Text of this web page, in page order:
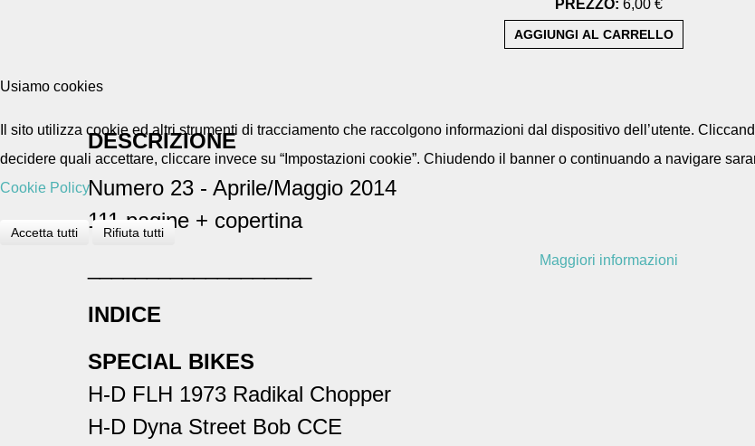
PREZZO: 6,00 €
DESCRIZIONE
Numero 23 - Aprile/Maggio 2014
111 pagine + copertina
INDICE
SPECIAL BIKES
H-D FLH 1973 Radikal Chopper
H-D Dyna Street Bob CCE
Usiamo cookies
Il sito utilizza cookie ed altri strumenti di tracciamento che raccolgono informazioni dal dispositivo dell’utente.
decidere quali accettare, cliccare invece su “Impostazioni cookie”. Chiudendo il banner o continuando a navigare
Cookie Policy
Accetta tutti Rifiuta tutti
Maggiori informazioni